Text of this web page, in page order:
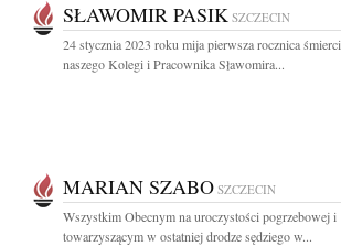
SŁAWOMIR PASIK SZCZECIN
24 stycznia 2023 roku mija pierwsza rocznica śmierci
naszego Kolegi i Pracownika Sławomira...
MARIAN SZABO SZCZECIN
Wszystkim Obecnym na uroczystości pogrzebowej i
towarzyszącym w ostatniej drodze sędziego w...